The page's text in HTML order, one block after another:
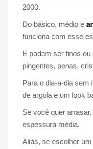
2000.
Do básico, médio e
funciona com esse
E podem ser finos
pingentes, penas,
Para o dia-a-dia sem
de argola e um look
Se você quer
espessura média.
Aliás, se escolher